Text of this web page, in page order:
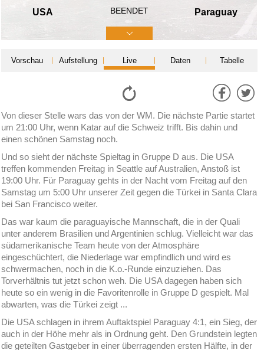
USA BEENDET Paraguay
Vorschau Aufstellung Live Daten Tabelle
Von dieser Stelle wars das von der WM. Die nächste Partie startet
um 21:00 Uhr, wenn Katar auf die Schweiz trifft. Bis dahin und
einen schönen Samstag noch.
Und so sieht der nächste Spieltag in Gruppe D aus. Die USA
treffen kommenden Freitag in Seattle auf Australien, Anstoß ist
19:00 Uhr. Für Paraguay gehts in der Nacht vom Freitag auf den
Samstag um 5:00 Uhr unserer Zeit gegen die Türkei in Santa Clara
bei San Francisco weiter.
Das war kaum die paraguayische Mannschaft, die in der Quali
unter anderem Brasilien und Argentinien schlug. Vielleicht war das
südamerikanische Team heute von der Atmosphäre
eingeschüchtert, die Niederlage war empfindlich und wird es
schwermachen, noch in die K.o.-Runde einzuziehen. Das
Torverhältnis tut jetzt schon weh. Die USA dagegen haben sich
heute so ein wenig in die Favoritenrolle in Gruppe D gespielt. Mal
abwarten, was die Türkei zeigt ...
Die USA schlagen in ihrem Auftaktspiel Paraguay 4:1, ein Sieg, der
auch in der Höhe mehr als in Ordnung geht. Den Grundstein legten
die geteilten Gastgeber in einer überragenden ersten Hälfte, in der